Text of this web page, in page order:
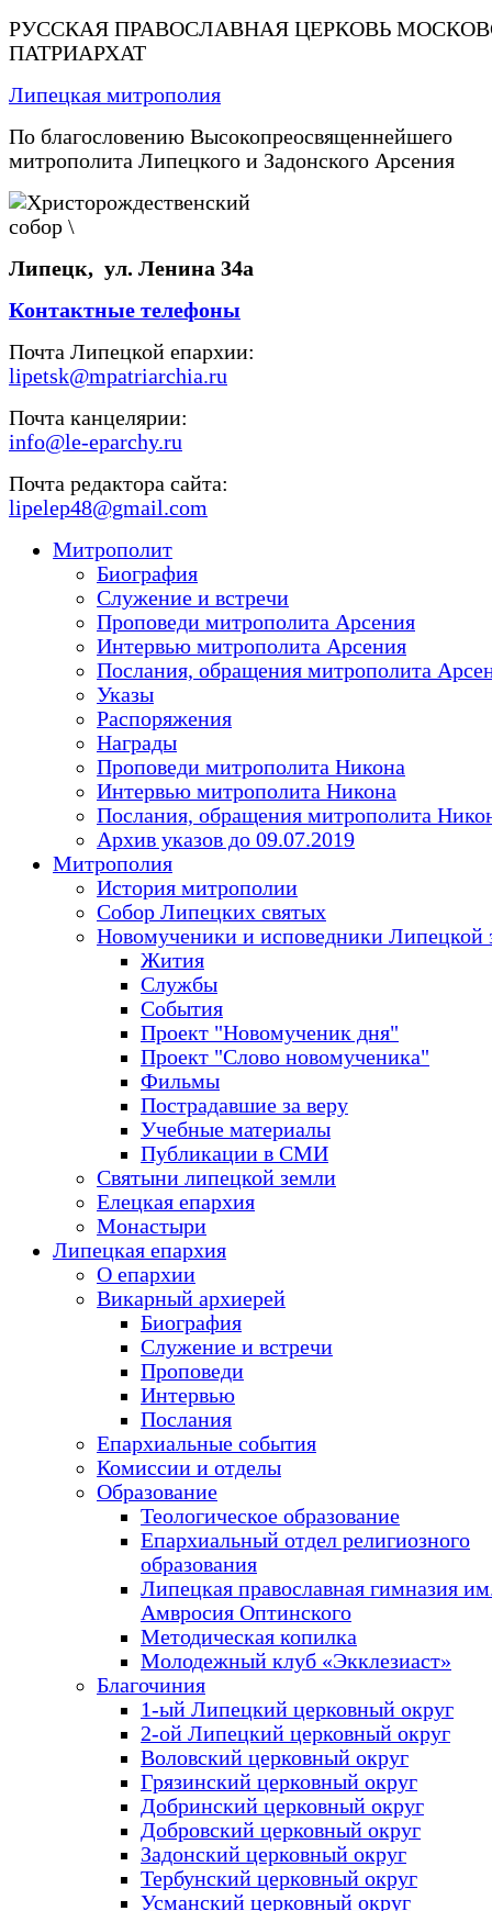
РУССКАЯ ПРАВОСЛАВНАЯ ЦЕРКОВЬ
ПАТРИАРХАТ
Липецкая митрополия
По благословению Высокопреосвященнейшего
митрополита Липецкого и Задонского Арсения
Липецк, ул. Ленина 34а
Контактные телефоны
Почта Липецкой епархии:
lipetsk@mpatriarchia.ru
Почта канцелярии:
info@le-eparchy.ru
Почта редактора сайта:
lipelep48@gmail.com
Митрополит
Биография
Служение и встречи
Проповеди митрополита Арсения
Интервью митрополита Арсения
Послания, обращения митрополита
Указы
Распоряжения
Награды
Проповеди митрополита Никона
Интервью митрополита Никона
Послания, обращения митрополита
Архив указов до 09.07.2019
Митрополия
История митрополии
Собор Липецких святых
Новомученики и исповедники Липецкой
Жития
Службы
События
Проект "Новомученик дня"
Проект "Слово новомученика"
Фильмы
Пострадавшие за веру
Учебные материалы
Публикации в СМИ
Святыни липецкой земли
Елецкая епархия
Монастыри
Липецкая епархия
О епархии
Викарный архиерей
Биография
Служение и встречи
Проповеди
Интервью
Послания
Епархиальные события
Комиссии и отделы
Образование
Теологическое образование
Епархиальный отдел религиозного
образования
Липецкая православная гимназия
Амвросия Оптинского
Методическая копилка
Молодежный клуб «Экклезиаст»
Благочиния
1-ый Липецкий церковный округ
2-ой Липецкий церковный округ
Воловский церковный округ
Грязинский церковный округ
Добринский церковный округ
Добровский церковный округ
Задонский церковный округ
Тербунский церковный округ
Усманский церковный округ